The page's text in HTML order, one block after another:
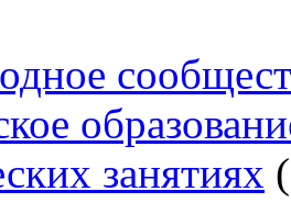
занятиях